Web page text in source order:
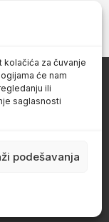
za čuvanje
će nam
ili
saglasnosti
podešavanja